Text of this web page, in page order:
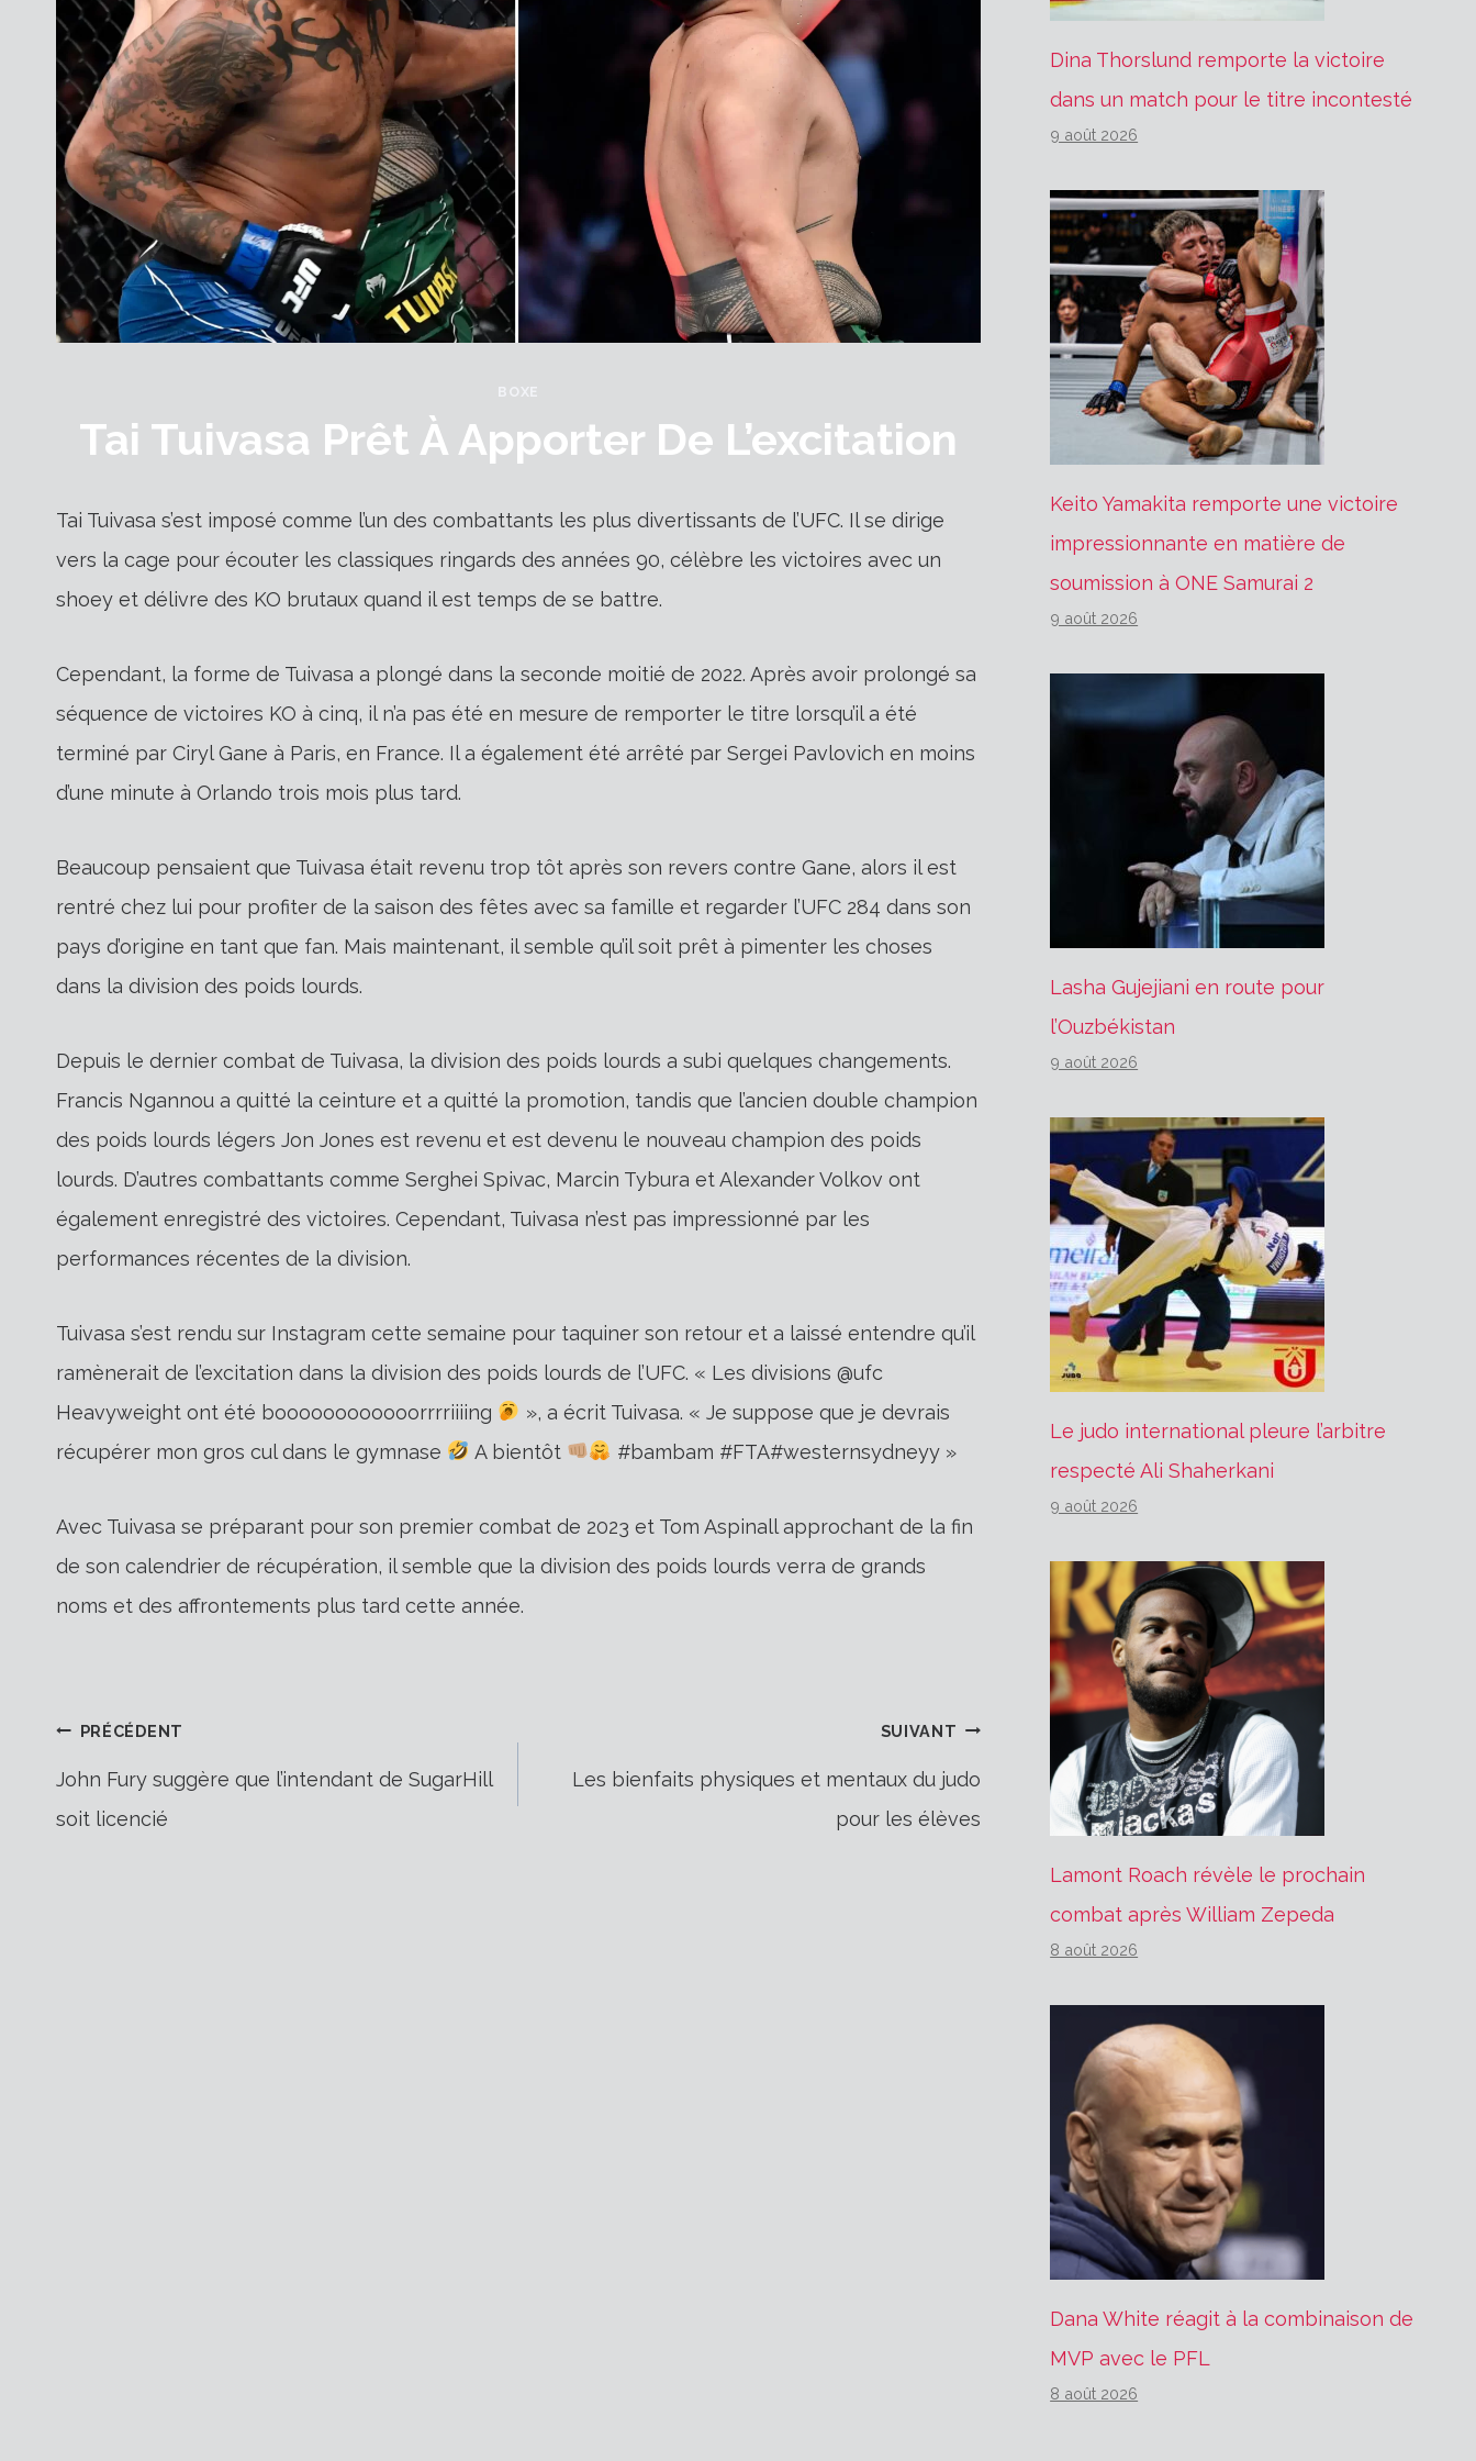
BOXE
Tai Tuivasa Prêt À Apporter De L’excitation
Tai Tuivasa s’est imposé comme l’un des combattants les plus divertissants de l’UFC. Il se dirige
vers la cage pour écouter les classiques ringards des années 90, célèbre les victoires avec un
shoey et délivre des KO brutaux quand il est temps de se battre.
Cependant, la forme de Tuivasa a plongé dans la seconde moitié de 2022. Après avoir prolongé sa
séquence de victoires KO à cinq, il n’a pas été en mesure de remporter le titre lorsqu’il a été
terminé par Ciryl Gane à Paris, en France. Il a également été arrêté par Sergei Pavlovich en moins
d’une minute à Orlando trois mois plus tard.
Beaucoup pensaient que Tuivasa était revenu trop tôt après son revers contre Gane, alors il est
rentré chez lui pour profiter de la saison des fêtes avec sa famille et regarder l’UFC 284 dans son
pays d’origine en tant que fan. Mais maintenant, il semble qu’il soit prêt à pimenter les choses
dans la division des poids lourds.
Depuis le dernier combat de Tuivasa, la division des poids lourds a subi quelques changements.
Francis Ngannou a quitté la ceinture et a quitté la promotion, tandis que l’ancien double champion
des poids lourds légers Jon Jones est revenu et est devenu le nouveau champion des poids
lourds. D’autres combattants comme Serghei Spivac, Marcin Tybura et Alexander Volkov ont
également enregistré des victoires. Cependant, Tuivasa n’est pas impressionné par les
performances récentes de la division.
Tuivasa s’est rendu sur Instagram cette semaine pour taquiner son retour et a laissé entendre qu’il
ramènerait de l’excitation dans la division des poids lourds de l’UFC. « Les divisions @ufc
Heavyweight ont été boooooooooooorrrriiiing
», a écrit Tuivasa. « Je suppose que je devrais
récupérer mon gros cul dans le gymnase
A bientôt #bambam #FTA#westernsydneyy »
Avec Tuivasa se préparant pour son premier combat de 2023 et Tom Aspinall approchant de la fin
de son calendrier de récupération, il semble que la division des poids lourds verra de grands
noms et des affrontements plus tard cette année.
Navigation
PRÉCÉDENT
John Fury suggère que l’intendant de SugarHill
soit licencié
SUIVANT
Les bienfaits physiques et mentaux du judo
pour les élèves
Dina Thorslund remporte la victoire
dans un match pour le titre incontesté
9 août 2026
Keito Yamakita remporte une victoire
impressionnante en matière de
soumission à ONE Samurai 2
9 août 2026
Lasha Gujejiani en route pour
l’Ouzbékistan
9 août 2026
Le judo international pleure l’arbitre
respecté Ali Shaherkani
9 août 2026
Lamont Roach révèle le prochain
combat après William Zepeda
8 août 2026
Dana White réagit à la combinaison de
MVP avec le PFL
8 août 2026